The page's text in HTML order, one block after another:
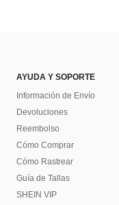
AYUDA Y SOPORTE
Información de Envío
Devoluciones
Reembolso
Cómo Comprar
Cómo Rastrear
Guía de Tallas
SHEIN VIP